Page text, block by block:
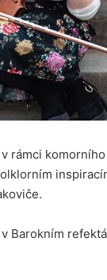
rámci
Barokním